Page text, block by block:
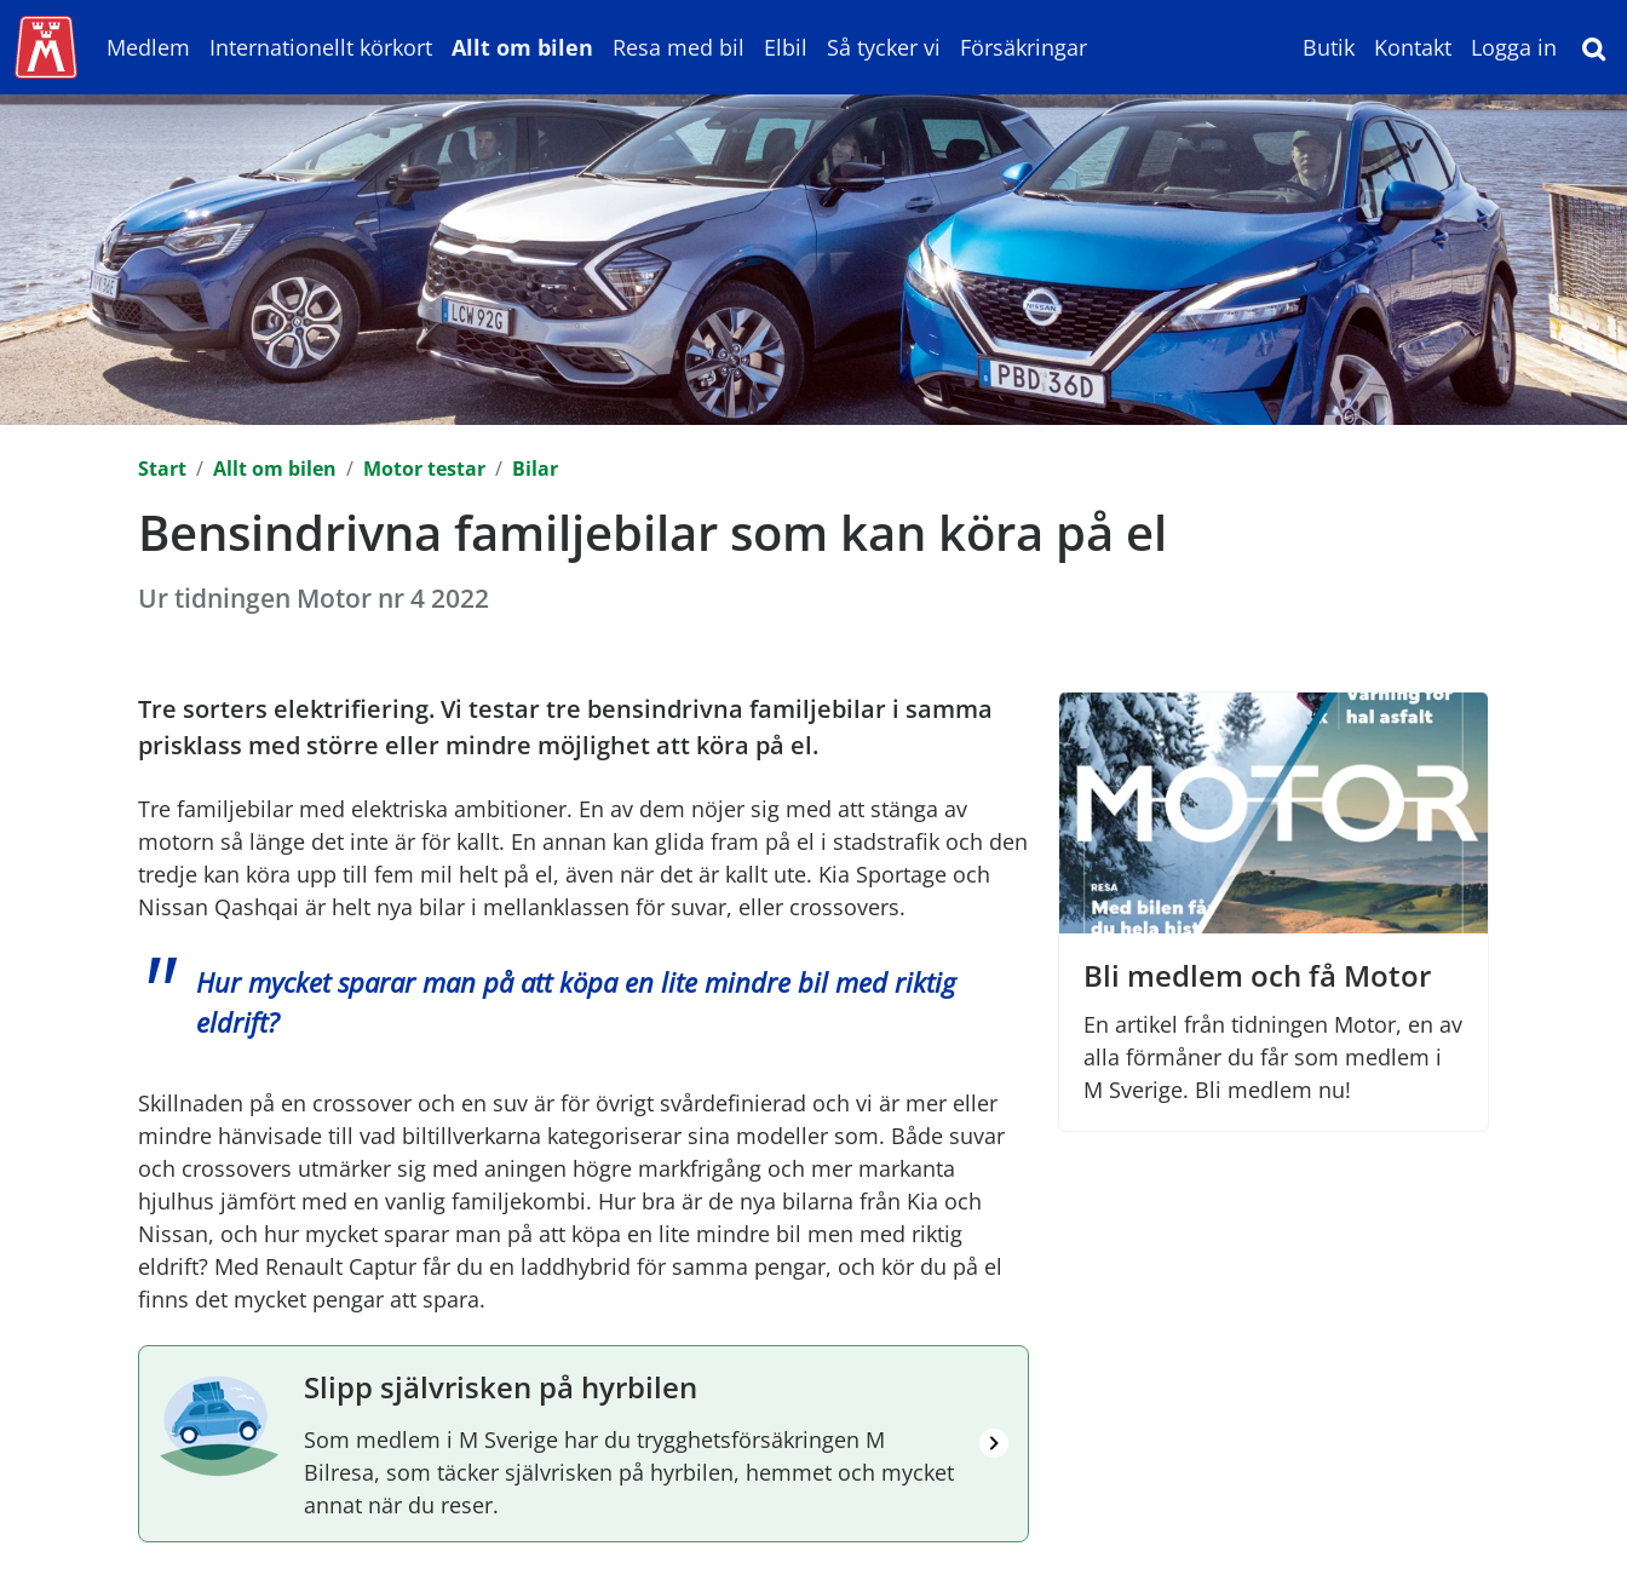
Medlem Internationellt körkort Allt om bilen Resa med bil Elbil Så tycker vi Försäkringar Butik Kontakt Logga in
Start Allt om bilen Motor testar Bilar
Bensindrivna familjebilar som kan köra på el
Ur tidningen Motor nr 4 2022
Tre sorters elektrifiering. Vi testar tre bensindrivna familjebilar i samma
prisklass med större eller mindre möjlighet att köra på el.
Tre familjebilar med elektriska ambitioner. En av dem nöjer sig med att stänga av
motorn så länge det inte är för kallt. En annan kan glida fram på el i stadstrafik och den
tredje kan köra upp till fem mil helt på el, även när det är kallt ute. Kia Sportage och
Nissan Qashqai är helt nya bilar i mellanklassen för suvar, eller crossovers.
Hur mycket sparar man på att köpa en lite mindre bil med riktig
eldrift?
Skillnaden på en crossover och en suv är för övrigt svårdefinierad och vi är mer eller
mindre hänvisade till vad biltillverkarna kategoriserar sina modeller som. Både suvar
och crossovers utmärker sig med aningen högre markfrigång och mer markanta
hjulhus jämfört med en vanlig familjekombi. Hur bra är de nya bilarna från Kia och
Nissan, och hur mycket sparar man på att köpa en lite mindre bil men med riktig
eldrift? Med Renault Captur får du en laddhybrid för samma pengar, och kör du på el
finns det mycket pengar att spara.
Slipp självrisken på hyrbilen
Som medlem i M Sverige har du trygghetsförsäkringen M
Bilresa, som täcker självrisken på hyrbilen, hemmet och mycket
annat när du reser.
Bli medlem och få Motor
En artikel från tidningen Motor, en av
alla förmåner du får som medlem i
M Sverige. Bli medlem nu!